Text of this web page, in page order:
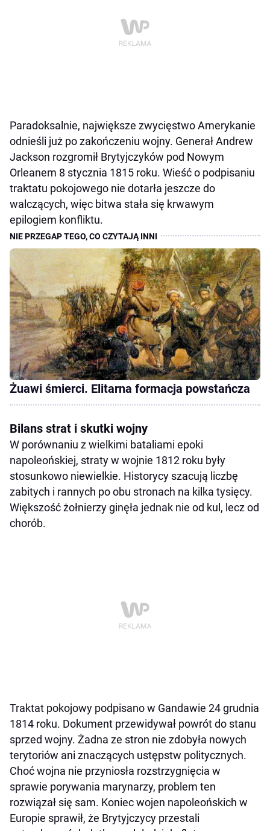
Paradoksalnie, największe zwycięstwo Amerykanie
odnieśli już po zakończeniu wojny. Generał Andrew
Jackson rozgromił Brytyjczyków pod Nowym
Orleanem 8 stycznia 1815 roku. Wieść o podpisaniu
traktatu pokojowego nie dotarła jeszcze do
walczących, więc bitwa stała się krwawym
epilogiem konfliktu.
Żuawi śmierci. Elitarna formacja powstańcza
Bilans strat i skutki wojny
W porównaniu z wielkimi bataliami epoki
napoleońskiej, straty w wojnie 1812 roku były
stosunkowo niewielkie. Historycy szacują liczbę
zabitych i rannych po obu stronach na kilka tysięcy.
Większość żołnierzy ginęła jednak nie od kul, lecz od
chorób.
Traktat pokojowy podpisano w Gandawie 24 grudnia
1814 roku. Dokument przewidywał powrót do stanu
sprzed wojny. Żadna ze stron nie zdobyła nowych
terytoriów ani znaczących ustępstw politycznych.
Choć wojna nie przyniosła rozstrzygnięcia w
sprawie porywania marynarzy, problem ten
rozwiązał się sam. Koniec wojen napoleońskich w
Europie sprawił, że Brytyjczycy przestali